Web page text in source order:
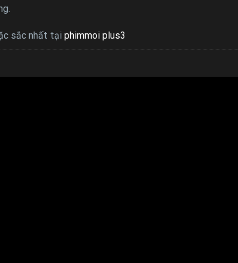
sắc nhất tại phimmoi plus3